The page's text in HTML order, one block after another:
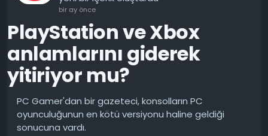
bir ay önce
PlayStation ve Xbox
anlamlarını giderek
yitiriyor mu?
PC Gamer'dan bir gazeteci, konsolların PC
oyunculuğunun en kötü versiyonu haline geldiği
sonucuna vardı.